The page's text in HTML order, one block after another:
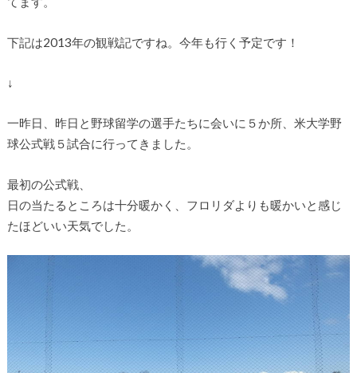
下記は2013年の観戦記ですね。今年も行く予定です！
↓
一昨日、昨日と野球留学の選手たちに会いに５か所、米大学野
球公式戦５試合に行ってきました。
最初の公式戦、
日の当たるところは十分暖かく、フロリダよりも暖かいと感じ
たほどいい天気でした。